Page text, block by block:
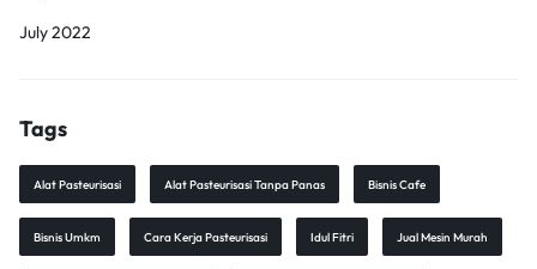
July 2022
Tags
Alat Pasteurisasi Alat Pasteurisasi Tanpa Panas Bisnis Cafe
Bisnis Umkm Cara Kerja Pasteurisasi Idul Fitri Jual Mesin Murah